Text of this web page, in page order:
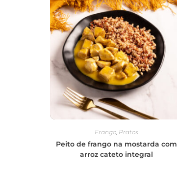
Frango, Pratos
Peito de frango na mostarda com
arroz cateto integral